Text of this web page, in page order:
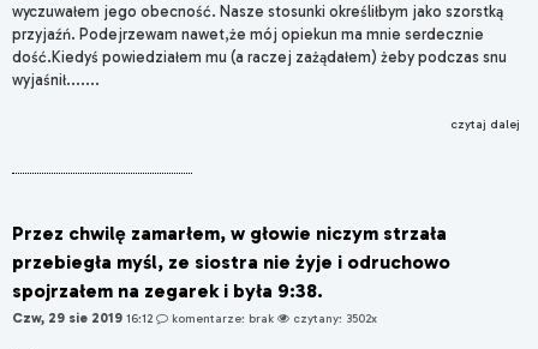
wyczuwałem jego obecność. Nasze stosunki określiłbym jako szorstką
przyjaźń. Podejrzewam nawet,że mój opiekun ma mnie serdecznie
dość.Kiedyś powiedziałem mu (a raczej zażądałem) żeby podczas snu
wyjaśnił.......
czytaj dalej
Przez chwilę zamarłem, w głowie niczym strzała
przebiegła myśl, ze siostra nie żyje i odruchowo
spojrzałem na zegarek i była 9:38.
Czw, 29 sie 2019 16:12 komentarze: brak czytany: 3502x